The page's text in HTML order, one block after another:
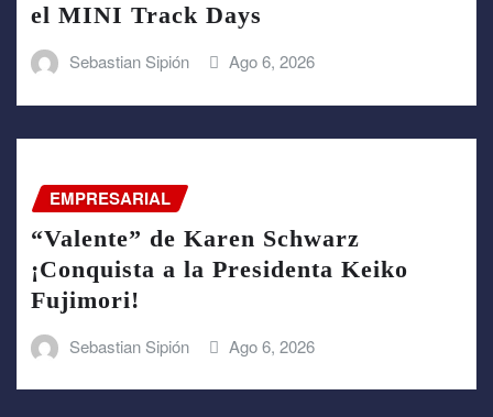
el MINI Track Days
Sebastian Sipión Ago 6, 2026
EMPRESARIAL
“Valente” de Karen Schwarz
¡Conquista a la Presidenta Keiko
Fujimori!
Sebastian Sipión Ago 6, 2026